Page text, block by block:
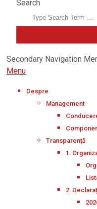
Search
Secondary Navigation
Menu
Despre
Management
Transparenţă
1.
2.